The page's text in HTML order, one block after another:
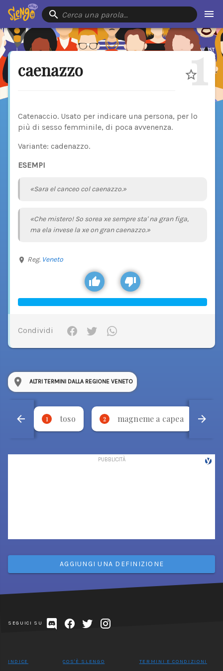
Cerca una parola…
caenazzo 1
Catenaccio. Usato per indicare una persona, per lo
più di sesso femminile, di poca avvenenza.
Variante: cadenazzo.
ESEMPI
«Sara el canceo col caenazzo.»
«Che mistero! So sorea xe sempre sta' na gran figa,
ma ela invese la xe on gran caenazzo.»
Reg. Veneto
Condividi
ALTRI TERMINI DALLA REGIONE VENETO
1 toso 2 magneme a capea
AGGIUNGI UNA DEFINIZIONE
SEGUICI SU
INDICE COS'È SLENGO TERMINI E CONDIZIONI